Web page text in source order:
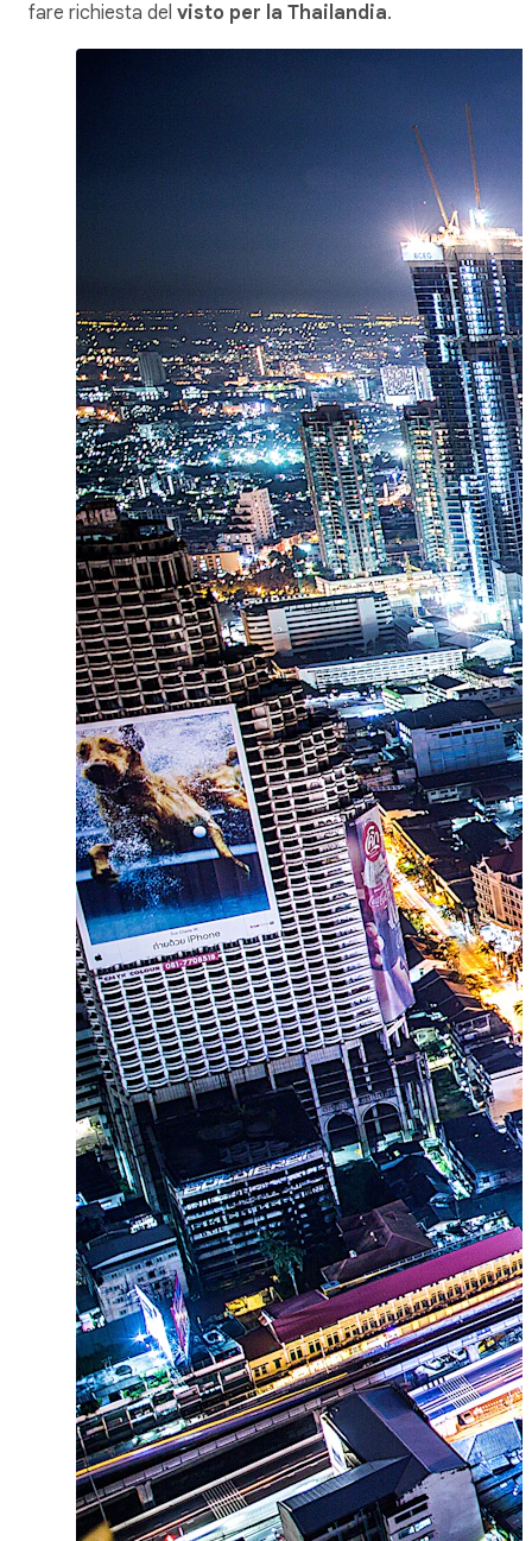
fare richiesta del visto per la Thailandia.